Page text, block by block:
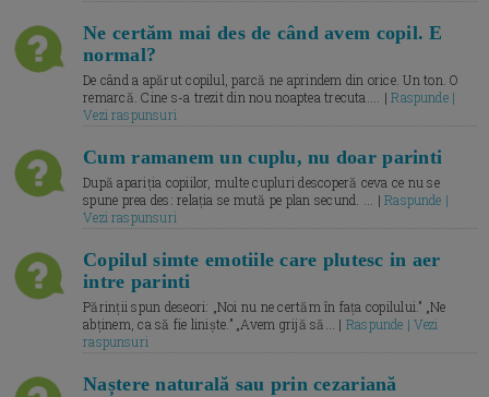
Ne certăm mai des de când avem copil. E
normal?
De când a apărut copilul, parcă ne aprindem din orice. Un ton. O
remarcă. Cine s-a trezit din nou noaptea trecuta.... |Raspunde |
Vezi raspunsuri
Cum ramanem un cuplu, nu doar parinti
După apariția copiilor, multe cupluri descoperă ceva ce nu se
spune prea des: relația se mută pe plan secund. ... |Raspunde |
Vezi raspunsuri
Copilul simte emotiile care plutesc in aer
intre parinti
Părinții spun deseori: „Noi nu ne certăm în fața copilului.” „Ne
abținem, ca să fie liniște.” „Avem grijă să... | Raspunde | Vezi
raspunsuri
Naștere naturală sau prin cezariană